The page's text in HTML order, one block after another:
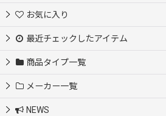
お気に入り
最近チェックしたアイテム
商品タイプ一覧
メーカー一覧
NEWS